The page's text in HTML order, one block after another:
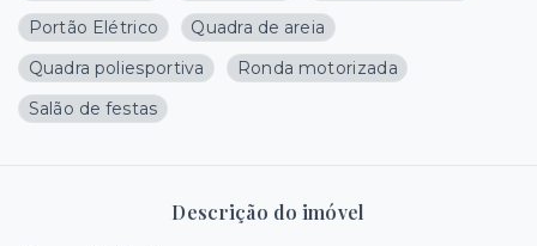
Portão Elétrico
Quadra de areia
Quadra poliesportiva
Ronda motorizada
Salão de festas
Descrição do imóvel